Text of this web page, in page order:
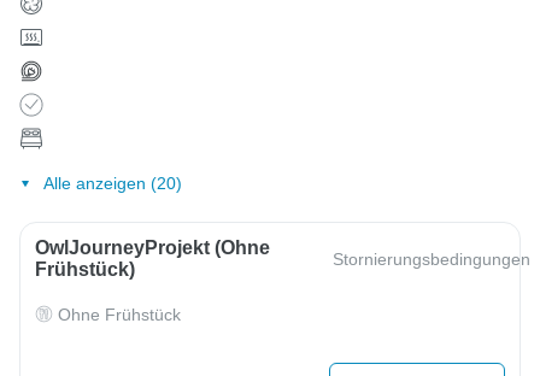
Alle anzeigen (20)
OwlJourneyProjekt (ohne
Frühstück)
Stornierungsbedingungen
Ohne Frühstück